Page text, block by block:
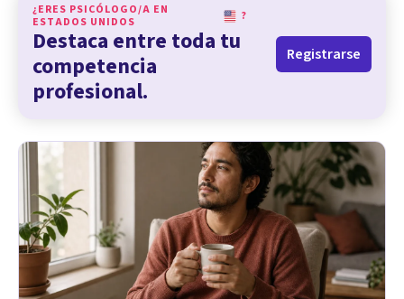
¿ERES PSICÓLOGO/A EN
ESTADOS UNIDOS
?
Destaca entre toda tu
competencia
profesional.
Registrarse